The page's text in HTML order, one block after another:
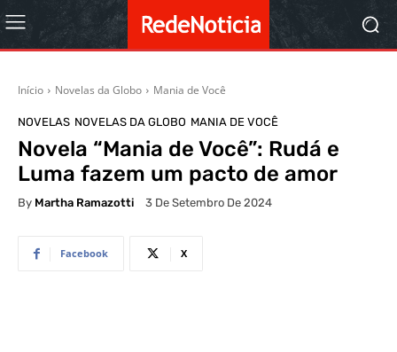
Início Novelas da Globo Mania de Você
NOVELAS NOVELAS DA GLOBO MANIA DE VOCÊ
Novela “Mania de Você”: Rudá e
Luma fazem um pacto de amor
By Martha Ramazotti 3 De Setembro De 2024
Facebook X